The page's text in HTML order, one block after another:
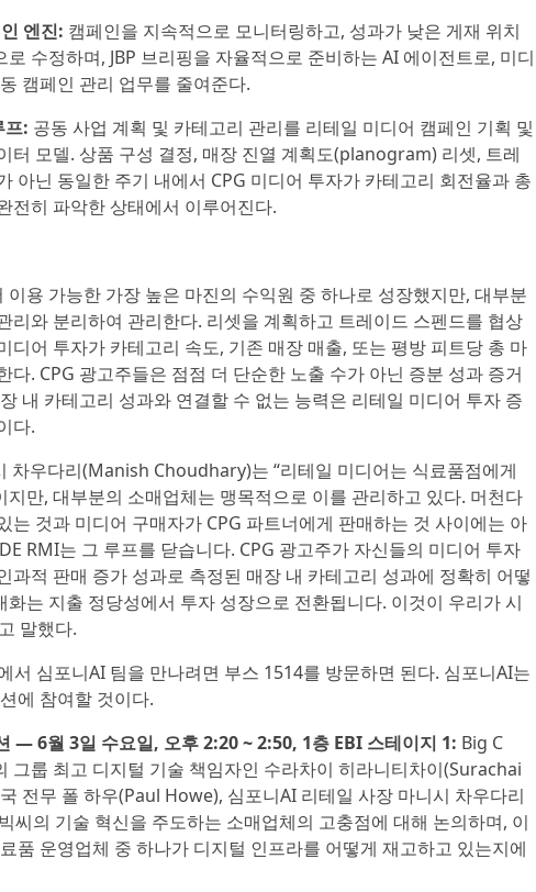
엔진: 캠페인을 지속적으로 모니터링하고, 성과가 낮은 게재 위치
수정하며, JBP 브리핑을 자율적으로 준비하는 AI 에이전트로, 미디
캠페인 관리 업무를 줄여준다.
프: 공동 사업 계획 및 카테고리 관리를 리테일 미디어 캠페인 기획 및
터 모델. 상품 구성 결정, 매장 진열 계획도(planogram) 리셋, 트레
아닌 동일한 주기 내에서 CPG 미디어 투자가 카테고리 회전율과 총
전히 파악한 상태에서 이루어진다.
용 가능한 가장 높은 마진의 수익원 중 하나로 성장했지만, 대부분
리와 분리하여 관리한다. 리셋을 계획하고 트레이드 스펜드를 협상
디어 투자가 카테고리 속도, 기존 매장 매출, 또는 평방 피트당 총 마
다. CPG 광고주들은 점점 더 단순한 노출 수가 아닌 증분 성과 증거
내 카테고리 성과와 연결할 수 없는 능력은 리테일 미디어 투자 증
다.
차우다리(Manish Choudhary)는 “리테일 미디어는 식료품점에게
만, 대부분의 소매업체는 맹목적으로 이를 관리하고 있다. 머천다
는 것과 미디어 구매자가 CPG 파트너에게 판매하는 것 사이에는 아
RMI는 그 루프를 닫습니다. CPG 광고주가 자신들의 미디어 투자
과적 판매 증가 성과로 측정된 매장 내 카테고리 성과에 정확히 어떻
는 지출 정당성에서 투자 성장으로 전환됩니다. 이것이 우리가 시
말했다.
서 심포니AI 팀을 만나려면 부스 1514를 방문하면 된다. 심포니AI는
에 참여할 것이다.
— 6월 3일 수요일, 오후 2:20 ~ 2:50, 1층 EBI 스테이지 1: Big C
룹 최고 디지털 기술 책임자인 수라차이 히라니티차이(Surachai
전무 폴 하우(Paul Howe), 심포니AI 리테일 사장 마니시 차우다리
의 기술 혁신을 주도하는 소매업체의 고충점에 대해 논의하며, 이
품 운영업체 중 하나가 디지털 인프라를 어떻게 재고하고 있는지에